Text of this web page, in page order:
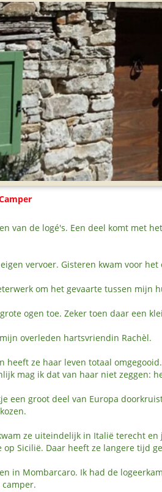
van de logé's. Een deel komt met
vervoer. Gisteren kwam voor
om het gevaarte tussen
ogen toe. Zeker toen daar een
overleden hartsvriendin Rachèl.
heeft ze haar leven totaal
mag ik dat van haar niet zeggen:
een groot deel van Europa
ze uiteindelijk in Italië terecht
Sicilië. Daar heeft ze langere tijd
in Mombarcaro. Ik had de